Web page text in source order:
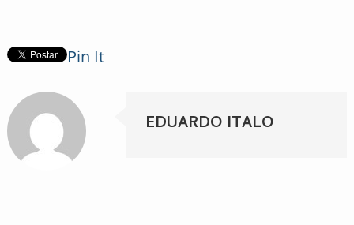
Pin It
EDUARDO ITALO